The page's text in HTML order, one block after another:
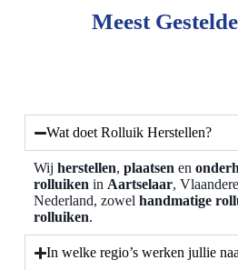
Meest
Wat doet Rolluik Herstellen?
Wij herstellen, plaatsen en
rolluiken in Aartselaar,
Nederland, zowel handmatige
rolluiken.
In welke regio’s werken jullie